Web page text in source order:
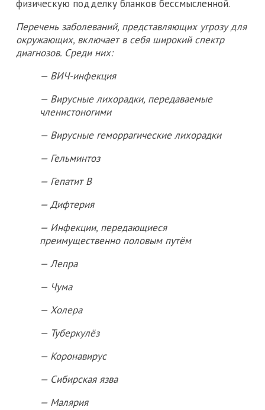
физическую подделку бланков бессмысленной.
Перечень заболеваний, представляющих угрозу для
окружающих, включает в себя широкий спектр
диагнозов. Среди них:
— ВИЧ-инфекция
— Вирусные лихорадки, передаваемые
членистоногими
— Вирусные геморрагические лихорадки
— Гельминтоз
— Гепатит B
— Дифтерия
— Инфекции, передающиеся
преимущественно половым путём
— Лепра
— Чума
— Холера
— Туберкулёз
— Коронавирус
— Сибирская язва
— Малярия